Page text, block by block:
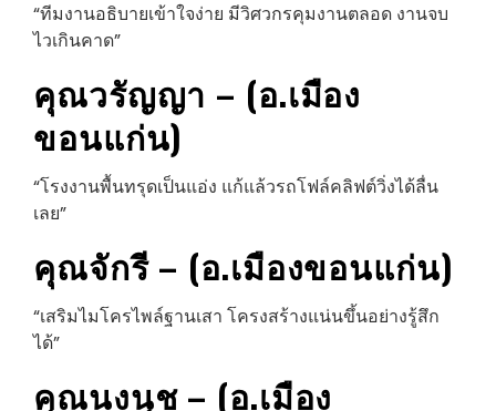
“ทีมงานอธิบายเข้าใจง่าย มีวิศวกรคุมงานตลอด งานจบ
ไวเกินคาด”
คุณวรัญญา – (อ.เมือง
ขอนแก่น)
“โรงงานพื้นทรุดเป็นแอ่ง แก้แล้วรถโฟล์คลิฟต์วิ่งได้ลื่น
เลย”
คุณจักรี – (อ.เมืองขอนแก่น)
“เสริมไมโครไพล์ฐานเสา โครงสร้างแน่นขึ้นอย่างรู้สึก
ได้”
คุณนงนุช – (อ.เมือง